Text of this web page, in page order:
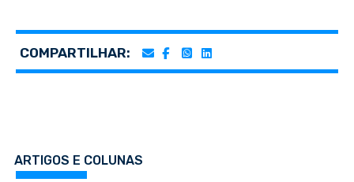
COMPARTILHAR:
ARTIGOS E COLUNAS